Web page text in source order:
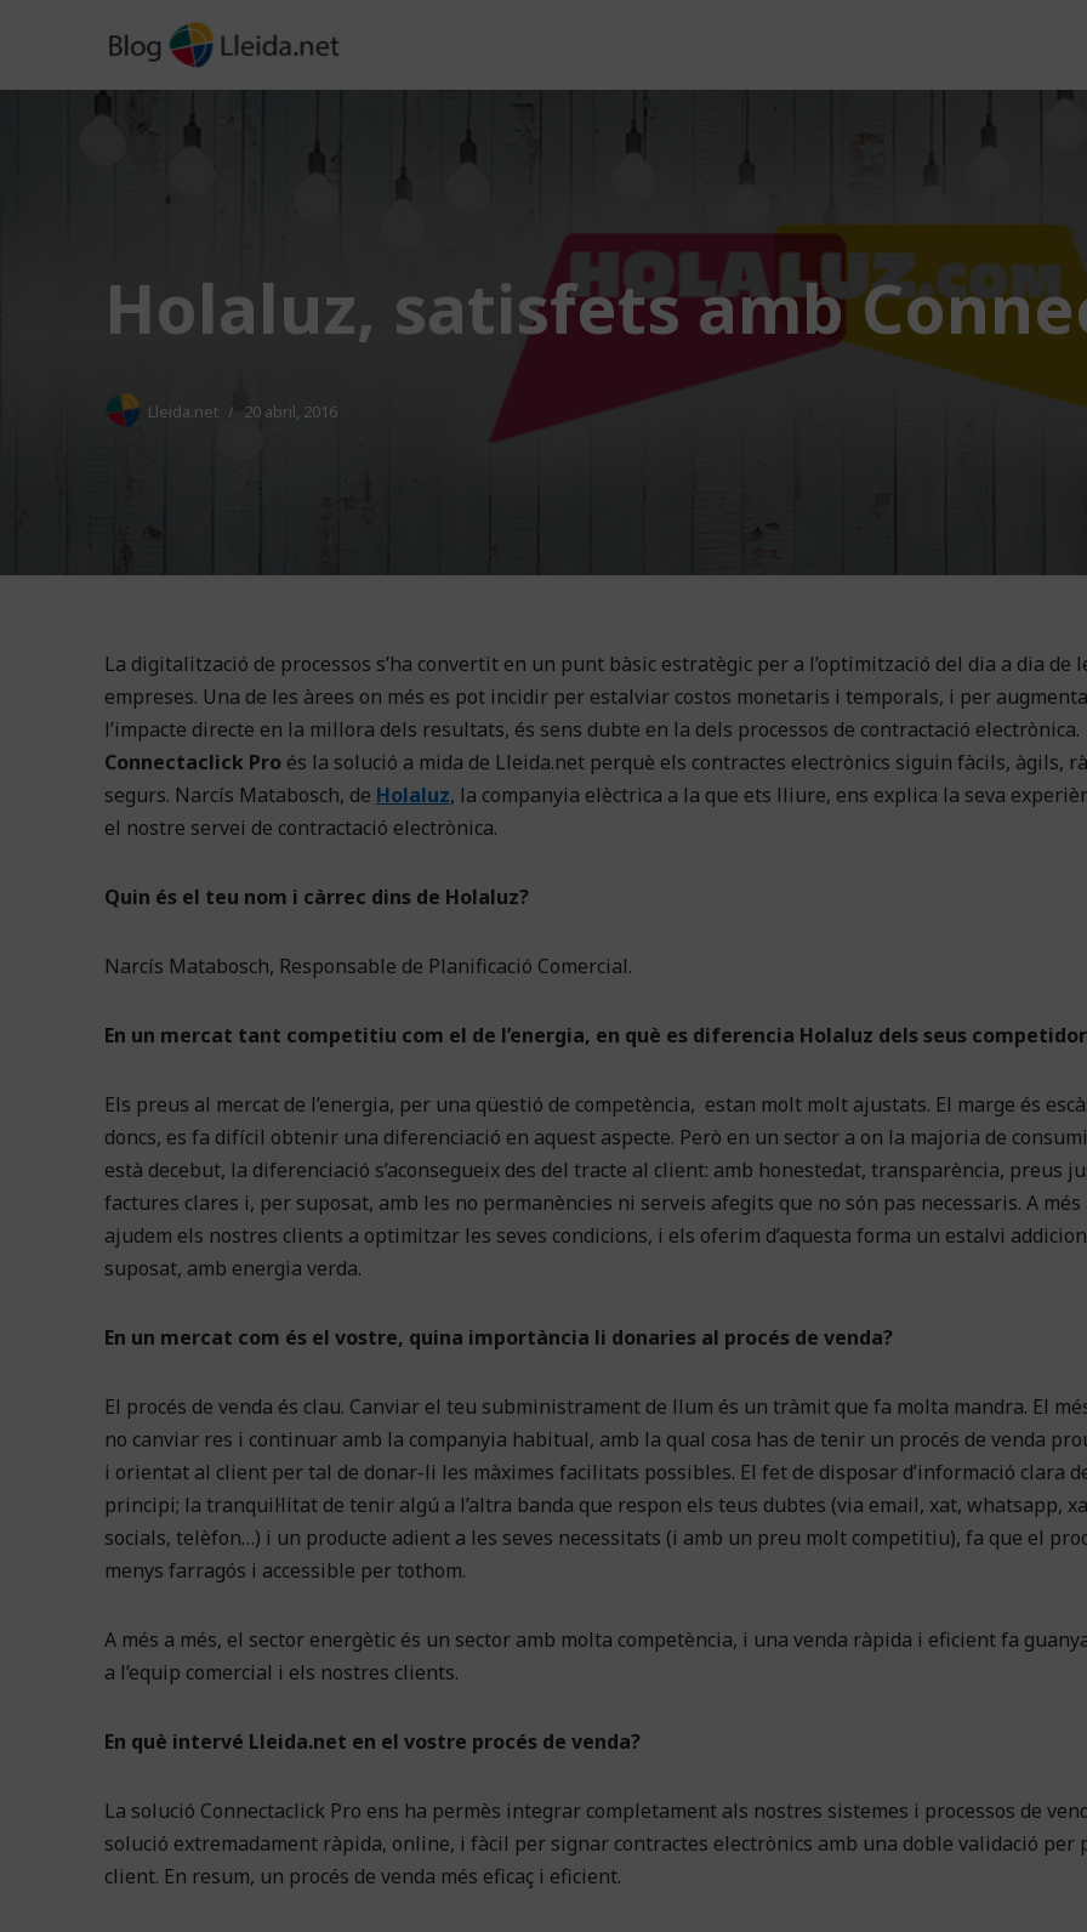
Holaluz, satisfets amb
Lleida.net 20 abril, 2016
La digitalització de processos s’ha convertit en un punt bàsic estratègic per a l’optimització del dia a dia de
empreses. Una de les àrees on més es pot incidir per estalviar costos monetaris i temporals, i per
l’impacte directe en la millora dels resultats, és sens dubte en la dels processos de contractació electrònica.
Connectaclick Proés la solució a mida de Lleida.net perquè els contractes electrònics siguin fàcils, àgils,
segurs. Narcís Matabosch, de Holaluz, la companyia elèctrica a la que ets lliure, ens explica la seva
el nostre servei de contractació electrònica.
Quin és el teu nom i càrrec dins de Holaluz?
Narcís Matabosch, Responsable de Planificació Comercial.
En un mercat tant competitiu com el de l’energia, en què es diferencia Holaluz dels seus
Els preus al mercat de l’energia, per una qüestió de competència, estan molt molt ajustats. El marge és
doncs, es fa difícil obtenir una diferenciació en aquest aspecte. Però en un sector a on la majoria de
està decebut, la diferenciació s’aconsegueix des del tracte al client: amb honestedat, transparència, preus
factures clares i, per suposat, amb les no permanències ni serveis afegits que no són pas necessaris. A més
ajudem els nostres clients a optimitzar les seves condicions, i els oferim d’aquesta forma un estalvi
suposat, amb energia verda.
En un mercat com és el vostre, quina importància li donaries al procés de venda?
El procés de venda és clau. Canviar el teu subministrament de llum és un tràmit que fa molta mandra. El
no canviar res i continuar amb la companyia habitual, amb la qual cosa has de tenir un procés de venda
i orientat al client per tal de donar-li les màximes facilitats possibles. El fet de disposar d’informació clara
principi; la tranquil·litat de tenir algú a l’altra banda que respon els teus dubtes (via email, xat, whatsapp,
socials, telèfon…) i un producte adient a les seves necessitats (i amb un preu molt competitiu), fa que el
menys farragós i accessible per tothom.
A més a més, el sector energètic és un sector amb molta competència, i una venda ràpida i eficient fa
a l’equip comercial i els nostres clients.
En què intervé Lleida.net en el vostre procés de venda?
La solució Connectaclick Pro ens ha permès integrar completament als nostres sistemes i processos de
solució extremadament ràpida, online, i fàcil per signar contractes electrònics amb una doble validació per
client. En resum, un procés de venda més eficaç i eficient.